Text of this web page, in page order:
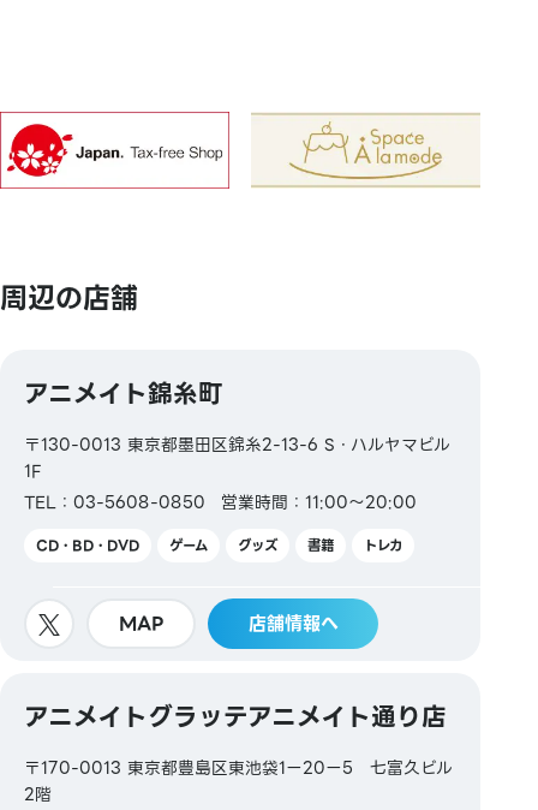
周辺の店舗
アニメイト錦糸町
〒130-0013 東京都墨田区錦糸2-13-6 S・ハルヤマビル
1F
TEL：03-5608-0850
営業時間：11:00～20:00
CD・BD・DVD ゲーム グッズ 書籍 トレカ
MAP 店舗情報へ
アニメイトグラッテアニメイト通り店
〒170-0013 東京都豊島区東池袋1ー20ー5 七富久ビル
2階